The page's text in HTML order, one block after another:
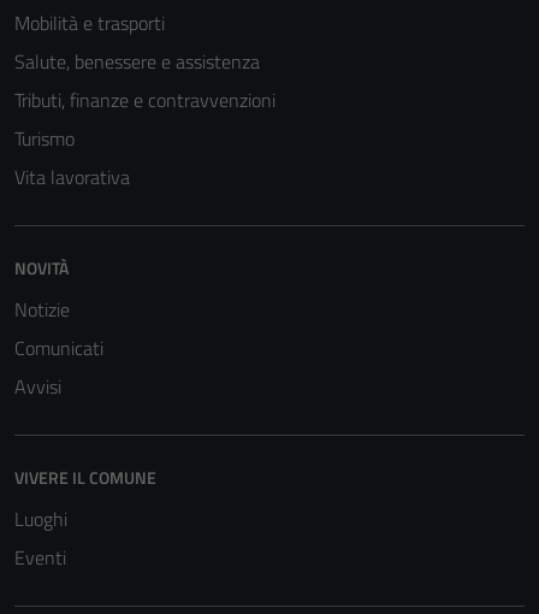
Mobilità e trasporti
Salute, benessere e assistenza
Tributi, finanze e contravvenzioni
Turismo
Vita lavorativa
NOVITÀ
Notizie
Comunicati
Avvisi
VIVERE IL COMUNE
Luoghi
Eventi
possono
personali.